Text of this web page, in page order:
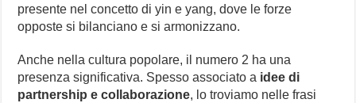
presente nel concetto di yin e yang, dove le forze
opposte si bilanciano e si armonizzano.
Anche nella cultura popolare, il numero 2 ha una
presenza significativa. Spesso associato a idee di
partnership e collaborazione, lo troviamo nelle frasi